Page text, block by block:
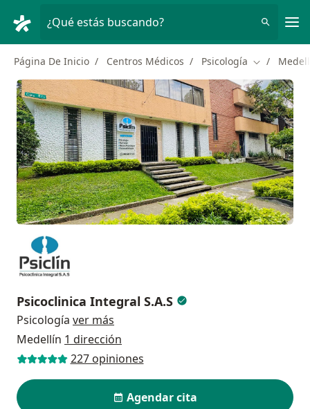
¿Qué estás buscando?
Página De Inicio Centros Médicos Psicología Cambiar de
Psicoclinica Integral S.A.S
Psicología ver más
Medellín 1 dirección
227 opiniones
Agendar cita